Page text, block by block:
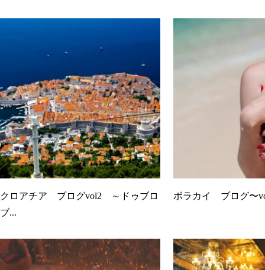
クロアチア ブログvol2 ～ドゥブロ
ブ...
ボラカイ ブログ〜